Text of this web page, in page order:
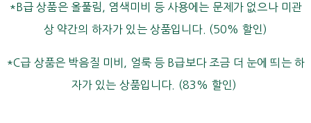
*B급 상품은 올풀림, 염색미비 등 사용에는 문제가 없으나 미관
상 약간의 하자가 있는 상품입니다. (50% 할인)
*C급 상품은 박음질 미비, 얼룩 등 B급보다 조금 더 눈에 띄는 하
자가 있는 상품입니다. (83% 할인)